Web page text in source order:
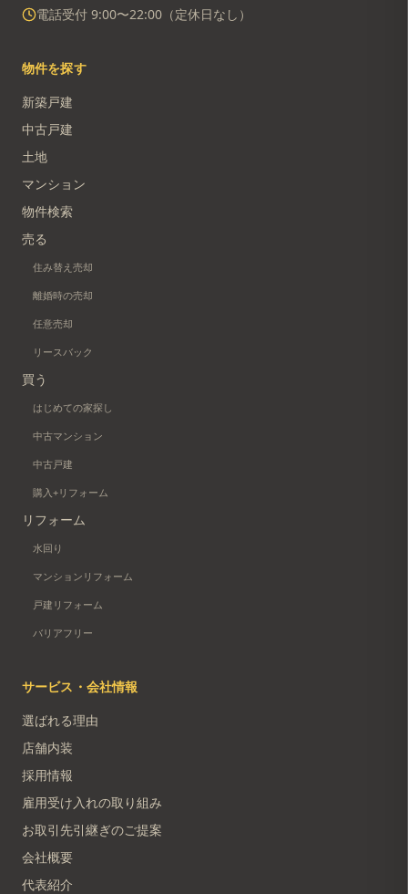
電話受付 9:00〜22:00（定休日なし）
物件を探す
新築戸建
中古戸建
土地
マンション
物件検索
売る
住み替え売却
離婚時の売却
任意売却
リースバック
買う
はじめての家探し
中古マンション
中古戸建
購入+リフォーム
リフォーム
水回り
マンションリフォーム
戸建リフォーム
バリアフリー
サービス・会社情報
選ばれる理由
店舗内装
採用情報
雇用受け入れの取り組み
お取引先引継ぎのご提案
会社概要
代表紹介